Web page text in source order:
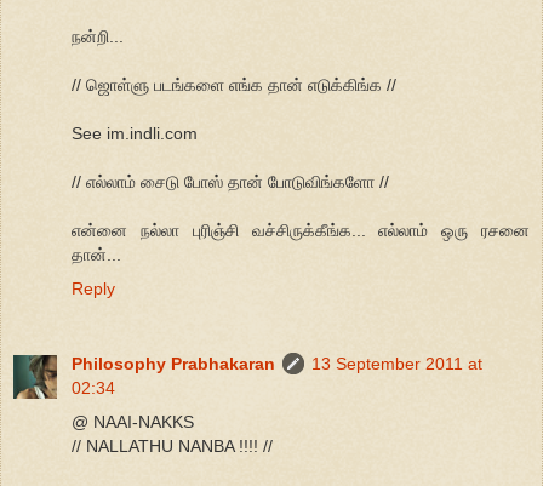
நன்றி...
// ஜொள்ளு படங்களை எங்க தான் எடுக்கிங்க //
See im.indli.com
// எல்லாம் சைடு போஸ் தான் போடுவிங்களோ //
என்னை நல்லா புரிஞ்சி வச்சிருக்கீங்க... எல்லாம் ஒரு ரசனை
தான்...
Reply
Philosophy Prabhakaran
13 September 2011 at
02:34
@ NAAI-NAKKS
// NALLATHU NANBA !!!! //